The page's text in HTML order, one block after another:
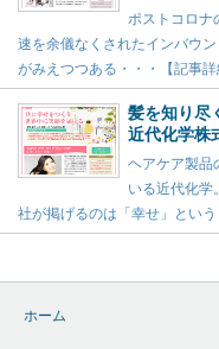
ポストコロナ
速を余儀なくされたインバウ
がみえつつある・・・【記事詳
髪を知り尽
近代化学株
ヘアケア製品
いる近代化学
社が掲げるのは「幸せ」という
ホーム